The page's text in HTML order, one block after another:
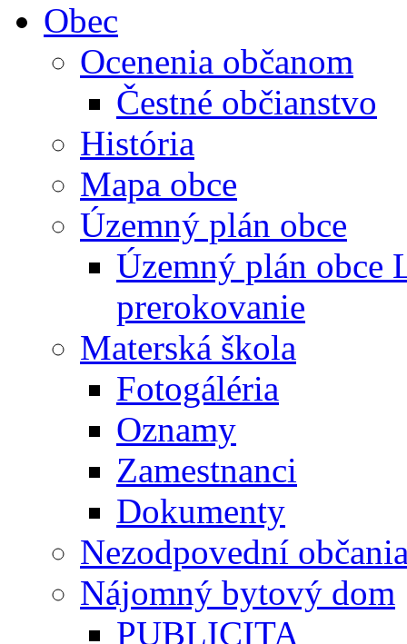
Obec
Ocenenia občanom
Čestné občianstvo
História
Mapa obce
Územný plán obce
Územný plán obce
prerokovanie
Materská škola
Fotogáléria
Oznamy
Zamestnanci
Dokumenty
Nezodpovední
Nájomný bytový dom
PUBLICITA